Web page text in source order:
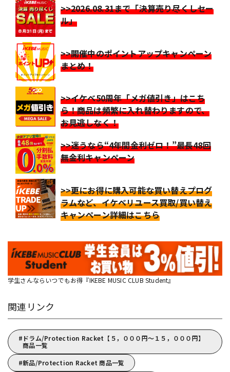
>>2026.08.31まで「決算売り尽くしセー
ル」
>>開催中のポイントアップキャンペーン
まとめ！
>>イケベ50周年「メガ値引き」はこち
ら！商品は頻繁に入れ替わりますので、
お見逃しなく！
>>迷うなら“4年間金利ゼロ！”最長48回
無金利キャンペーン
>>更にお得に購入可能な買い替えプログ
ラムなど、イケベリユース買取/買い替え
キャンペーン詳細はこちら
学生さんならいつでもお得『IKEBE MUSIC CLUB Student』
関連リンク
ドラム/Protection Racket【５，０００円～１５，０００円】
商品一覧
新品/Protection Racket 商品一覧